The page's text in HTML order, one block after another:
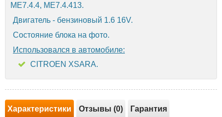
ME7.4.4, ME7.4.413.
Двигатель - бензиновый 1.6 16V.
Состояние блока на фото.
Использовался в автомобиле:
CITROEN XSARA.
Характеристики Отзывы (0) Гарантия